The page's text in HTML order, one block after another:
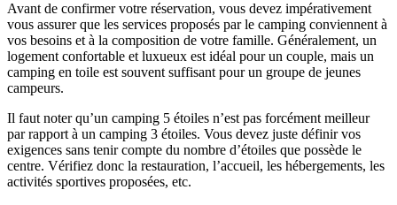
Avant de confirmer votre réservation, vous devez impérativement
vous assurer que les services proposés par le camping conviennent à
vos besoins et à la composition de votre famille. Généralement, un
logement confortable et luxueux est idéal pour un couple, mais un
camping en toile est souvent suffisant pour un groupe de jeunes
campeurs.
Il faut noter qu’un camping 5 étoiles n’est pas forcément meilleur
par rapport à un camping 3 étoiles. Vous devez juste définir vos
exigences sans tenir compte du nombre d’étoiles que possède le
centre. Vérifiez donc la restauration, l’accueil, les hébergements, les
activités sportives proposées, etc.